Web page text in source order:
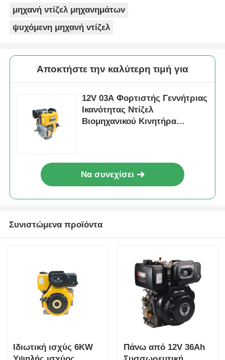
μηχανή ντίζελ μηχανημάτων
ψυχόμενη μηχανή ντίζελ
Αποκτήστε την καλύτερη τιμή για
12V 03A Φορτιστής Γεννήτριας
Ικανότητας Ντίζελ
Βιομηχανικού Κινητήρα
Να συνεχίσει
Συνιστώμενα προϊόντα
Ιδιωτική ισχύς 6KW
Πάνω από 12V 36Ah